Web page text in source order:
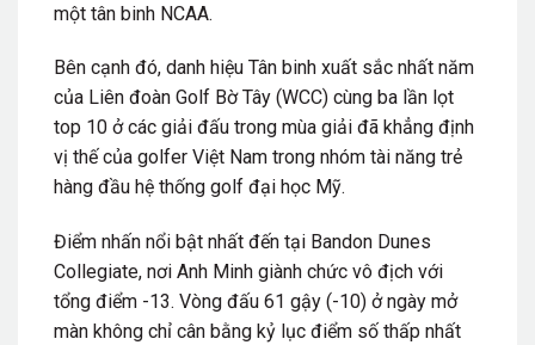
một tân binh NCAA.
Bên cạnh đó, danh hiệu Tân binh xuất sắc nhất năm
của Liên đoàn Golf Bờ Tây (WCC) cùng ba lần lọt
top 10 ở các giải đấu trong mùa giải đã khẳng định
vị thế của golfer Việt Nam trong nhóm tài năng trẻ
hàng đầu hệ thống golf đại học Mỹ.
Điểm nhấn nổi bật nhất đến tại Bandon Dunes
Collegiate, nơi Anh Minh giành chức vô địch với
tổng điểm -13. Vòng đấu 61 gậy (-10) ở ngày mở
màn không chỉ cân bằng kỷ lục điểm số thấp nhất